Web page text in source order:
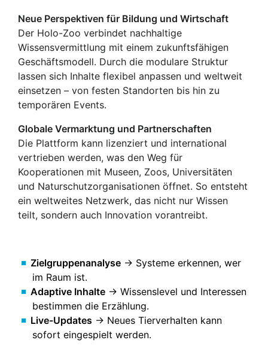
Neue Perspektiven für Bildung und Wirtschaft
Der Holo-Zoo verbindet nachhaltige
Wissensvermittlung mit einem zukunftsfähigen
Geschäftsmodell. Durch die modulare Struktur
lassen sich Inhalte flexibel anpassen und weltweit
einsetzen – von festen Standorten bis hin zu
temporären Events.
Globale Vermarktung und Partnerschaften
Die Plattform kann lizenziert und international
vertrieben werden, was den Weg für
Kooperationen mit Museen, Zoos, Universitäten
und Naturschutzorganisationen öffnet. So entsteht
ein weltweites Netzwerk, das nicht nur Wissen
teilt, sondern auch Innovation vorantreibt.
Zielgruppenanalyse → Systeme erkennen, wer
im Raum ist.
Adaptive Inhalte → Wissenslevel und Interessen
bestimmen die Erzählung.
Live-Updates → Neues Tierverhalten kann
sofort eingespielt werden.